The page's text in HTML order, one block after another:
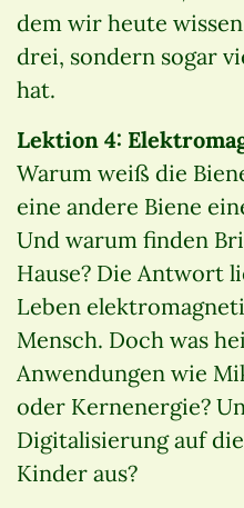
dem wir heute
drei, sondern sogar
hat.
Lektion 4:
Warum weiß die
eine andere Biene
Und warum finden
Hause? Die Antwort
Leben
Mensch. Doch was
Anwendungen wie
oder Kernenergie?
Digitalisierung auf
Kinder aus?